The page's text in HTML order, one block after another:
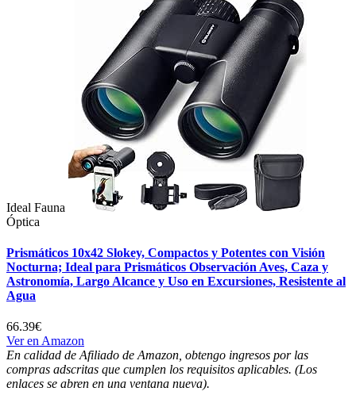
Ideal Fauna
Óptica
Prismáticos 10x42 Slokey, Compactos y Potentes con Visión
Nocturna; Ideal para Prismáticos Observación Aves, Caza y
Astronomía, Largo Alcance y Uso en Excursiones, Resistente al
Agua
66.39€
Ver en Amazon
En calidad de Afiliado de Amazon, obtengo ingresos por las
compras adscritas que cumplen los requisitos aplicables. (Los
enlaces se abren en una ventana nueva).